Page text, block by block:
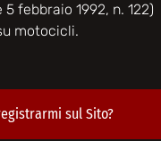
febbraio 1992, n. 122)
motocicli.
sul Sito?